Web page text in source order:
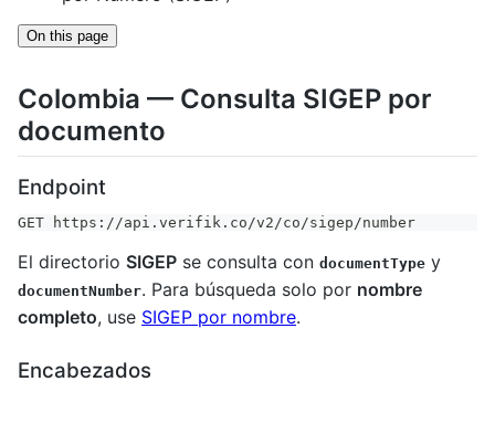
On this page
Colombia — Consulta SIGEP por
documento
Endpoint
GET https://api.verifik.co/v2/co/sigep/number
El directorio SIGEP se consulta con documentType y
documentNumber. Para búsqueda solo por nombre
completo, use SIGEP por nombre.
Encabezados